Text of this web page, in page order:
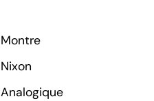
Montre
Nixon
Analogique